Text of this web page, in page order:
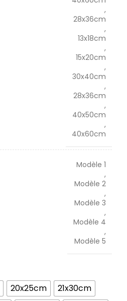
,
28x36cm
,
13x18cm
,
15x20cm
,
30x40cm
,
28x36cm
,
40x50cm
,
40x60cm
Modèle 1
,
Modèle 2
,
Modèle 3
,
Modèle 4
,
Modèle 5
20x25cm
21x30cm